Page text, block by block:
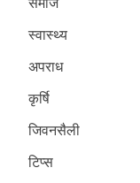
स्वास्थ्य
अपराध
कृर्षि
जिवनसैली
टिप्स